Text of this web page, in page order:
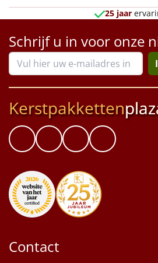
25 jaar
Schrijf u in voor onze
Kerstpakketten
Contact